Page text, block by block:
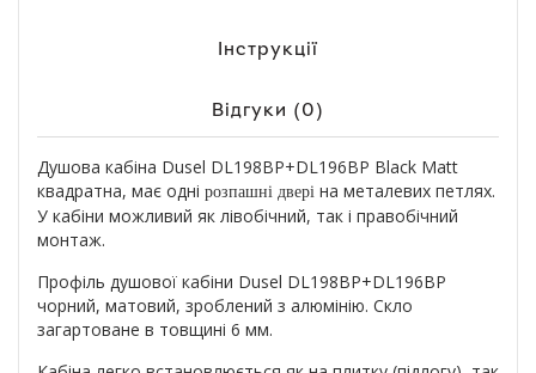
Інструкції
Відгуки (0)
Душова кабіна Dusel DL198BP+DL196BP Black Matt
квадратна, має одні розпашні двері на металевих петлях.
У кабіни можливий як лівобічний, так і правобічний
монтаж.
Профіль душової кабіни Dusel DL198BP+DL196BP
чорний, матовий, зроблений з алюмінію. Скло
загартоване в товщині 6 мм.